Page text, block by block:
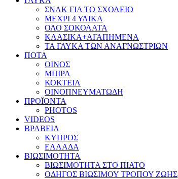
ΣΝΑΚ ΓΙΑ ΤΟ ΣΧΟΛΕΙΟ
ΜΕΧΡΙ 4 ΥΛΙΚΑ
ΟΛΟ ΣΟΚΟΛΑΤΑ
ΚΛΑΣΙΚΑ+ΑΓΑΠΗΜΕΝΑ
ΤΑ ΓΛΥΚΑ ΤΩΝ ΑΝΑΓΝΩΣΤΡΙΩΝ
ΠΟΤΑ
ΟΙΝΟΣ
ΜΠΙΡΑ
ΚΟΚΤΕΙΛ
ΟΙΝΟΠΝΕΥΜΑΤΩΔΗ
ΠΡΟΪΟΝΤΑ
PHOTOS
VIDEOS
ΒΡΑΒΕΙΑ
ΚΥΠΡΟΣ
ΕΛΛΑΔΑ
ΒΙΩΣΙΜΟΤΗΤΑ
ΒΙΩΣΙΜΟΤΗΤΑ ΣΤΟ ΠΙΑΤΟ
ΟΔΗΓΟΣ ΒΙΩΣΙΜΟΥ ΤΡΟΠΟΥ ΖΩΗΣ